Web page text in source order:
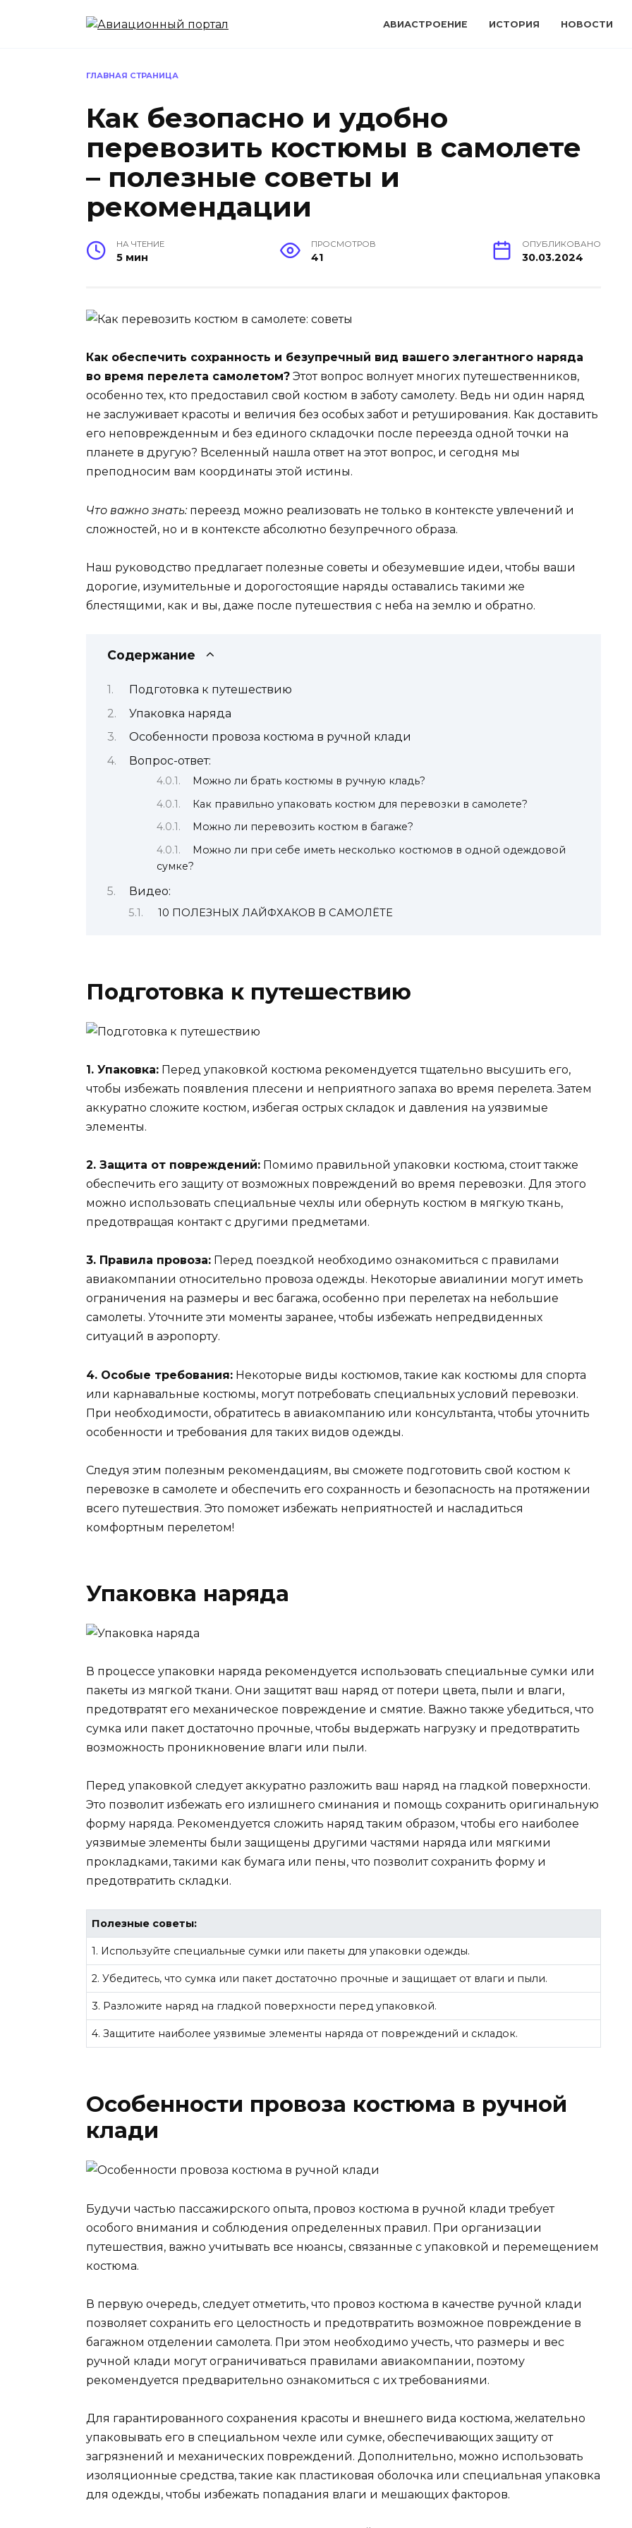
АВИАСТРОЕНИЕ ИСТОРИЯ НОВОСТИ
ГЛАВНАЯ СТРАНИЦА
Как безопасно и удобно
перевозить костюмы в самолете
– полезные советы и
рекомендации
НА ЧТЕНИЕ
5 мин
ПРОСМОТРОВ
41
ОПУБЛИКОВАНО
30.03.2024
Как обеспечить сохранность и безупречный вид вашего элегантного наряда
во время перелета самолетом? Этот вопрос волнует многих путешественников,
особенно тех, кто предоставил свой костюм в заботу самолету. Ведь ни один наряд
не заслуживает красоты и величия без особых забот и ретуширования. Как доставить
его неповрежденным и без единого складочки после переезда одной точки на
планете в другую? Вселенный нашла ответ на этот вопрос, и сегодня мы
преподносим вам координаты этой истины.
Что важно знать:переезд можно реализовать не только в контексте увлечений и
сложностей, но и в контексте абсолютно безупречного образа.
Наш руководство предлагает полезные советы и обезумевшие идеи, чтобы ваши
дорогие, изумительные и дорогостоящие наряды оставались такими же
блестящими, как и вы, даже после путешествия с неба на землю и обратно.
Содержание
Подготовка к путешествию
Упаковка наряда
Особенности провоза костюма в ручной клади
Вопрос-ответ:
Можно ли брать костюмы в ручную кладь?
Как правильно упаковать костюм для перевозки в самолете?
Можно ли перевозить костюм в багаже?
Можно ли при себе иметь несколько костюмов в одной одеждовой
сумке?
Видео:
10 ПОЛЕЗНЫХ ЛАЙФХАКОВ В САМОЛЁТЕ
Подготовка к путешествию
1. Упаковка: Перед упаковкой костюма рекомендуется тщательно высушить его,
чтобы избежать появления плесени и неприятного запаха во время перелета. Затем
аккуратно сложите костюм, избегая острых складок и давления на уязвимые
элементы.
2. Защита от повреждений: Помимо правильной упаковки костюма, стоит также
обеспечить его защиту от возможных повреждений во время перевозки. Для этого
можно использовать специальные чехлы или обернуть костюм в мягкую ткань,
предотвращая контакт с другими предметами.
3. Правила провоза: Перед поездкой необходимо ознакомиться с правилами
авиакомпании относительно провоза одежды. Некоторые авиалинии могут иметь
ограничения на размеры и вес багажа, особенно при перелетах на небольшие
самолеты. Уточните эти моменты заранее, чтобы избежать непредвиденных
ситуаций в аэропорту.
4. Особые требования: Некоторые виды костюмов, такие как костюмы для спорта
или карнавальные костюмы, могут потребовать специальных условий перевозки.
При необходимости, обратитесь в авиакомпанию или консультанта, чтобы уточнить
особенности и требования для таких видов одежды.
Следуя этим полезным рекомендациям, вы сможете подготовить свой костюм к
перевозке в самолете и обеспечить его сохранность и безопасность на протяжении
всего путешествия. Это поможет избежать неприятностей и насладиться
комфортным перелетом!
Упаковка наряда
В процессе упаковки наряда рекомендуется использовать специальные сумки или
пакеты из мягкой ткани. Они защитят ваш наряд от потери цвета, пыли и влаги,
предотвратят его механическое повреждение и смятие. Важно также убедиться, что
сумка или пакет достаточно прочные, чтобы выдержать нагрузку и предотвратить
возможность проникновение влаги или пыли.
Перед упаковкой следует аккуратно разложить ваш наряд на гладкой поверхности.
Это позволит избежать его излишнего сминания и помощь сохранить оригинальную
форму наряда. Рекомендуется сложить наряд таким образом, чтобы его наиболее
уязвимые элементы были защищены другими частями наряда или мягкими
прокладками, такими как бумага или пены, что позволит сохранить форму и
предотвратить складки.
Полезные советы:
1. Используйте специальные сумки или пакеты для упаковки одежды.
2. Убедитесь, что сумка или пакет достаточно прочные и защищает от влаги и пыли.
3. Разложите наряд на гладкой поверхности перед упаковкой.
4. Защитите наиболее уязвимые элементы наряда от повреждений и складок.
Особенности провоза костюма в ручной
клади
Будучи частью пассажирского опыта, провоз костюма в ручной клади требует
особого внимания и соблюдения определенных правил. При организации
путешествия, важно учитывать все нюансы, связанные с упаковкой и перемещением
костюма.
В первую очередь, следует отметить, что провоз костюма в качестве ручной клади
позволяет сохранить его целостность и предотвратить возможное повреждение в
багажном отделении самолета. При этом необходимо учесть, что размеры и вес
ручной клади могут ограничиваться правилами авиакомпании, поэтому
рекомендуется предварительно ознакомиться с их требованиями.
Для гарантированного сохранения красоты и внешнего вида костюма, желательно
упаковывать его в специальном чехле или сумке, обеспечивающих защиту от
загрязнений и механических повреждений. Дополнительно, можно использовать
изоляционные средства, такие как пластиковая оболочка или специальная упаковка
для одежды, чтобы избежать попадания влаги и мешающих факторов.